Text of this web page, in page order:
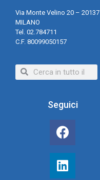
Via Monte Velino 20 – 20137
MILANO
Tel. 02.784711
C.F. 80099050157
Seguici